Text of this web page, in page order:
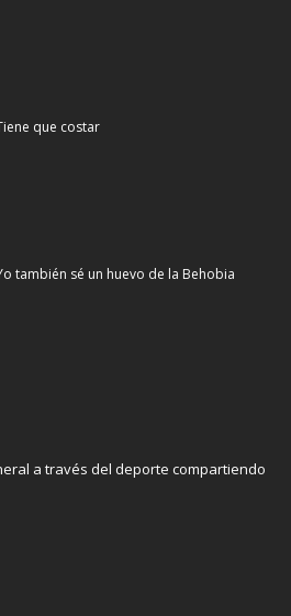
que costar
también sé un huevo de la Behobia
a través del deporte compartiendo